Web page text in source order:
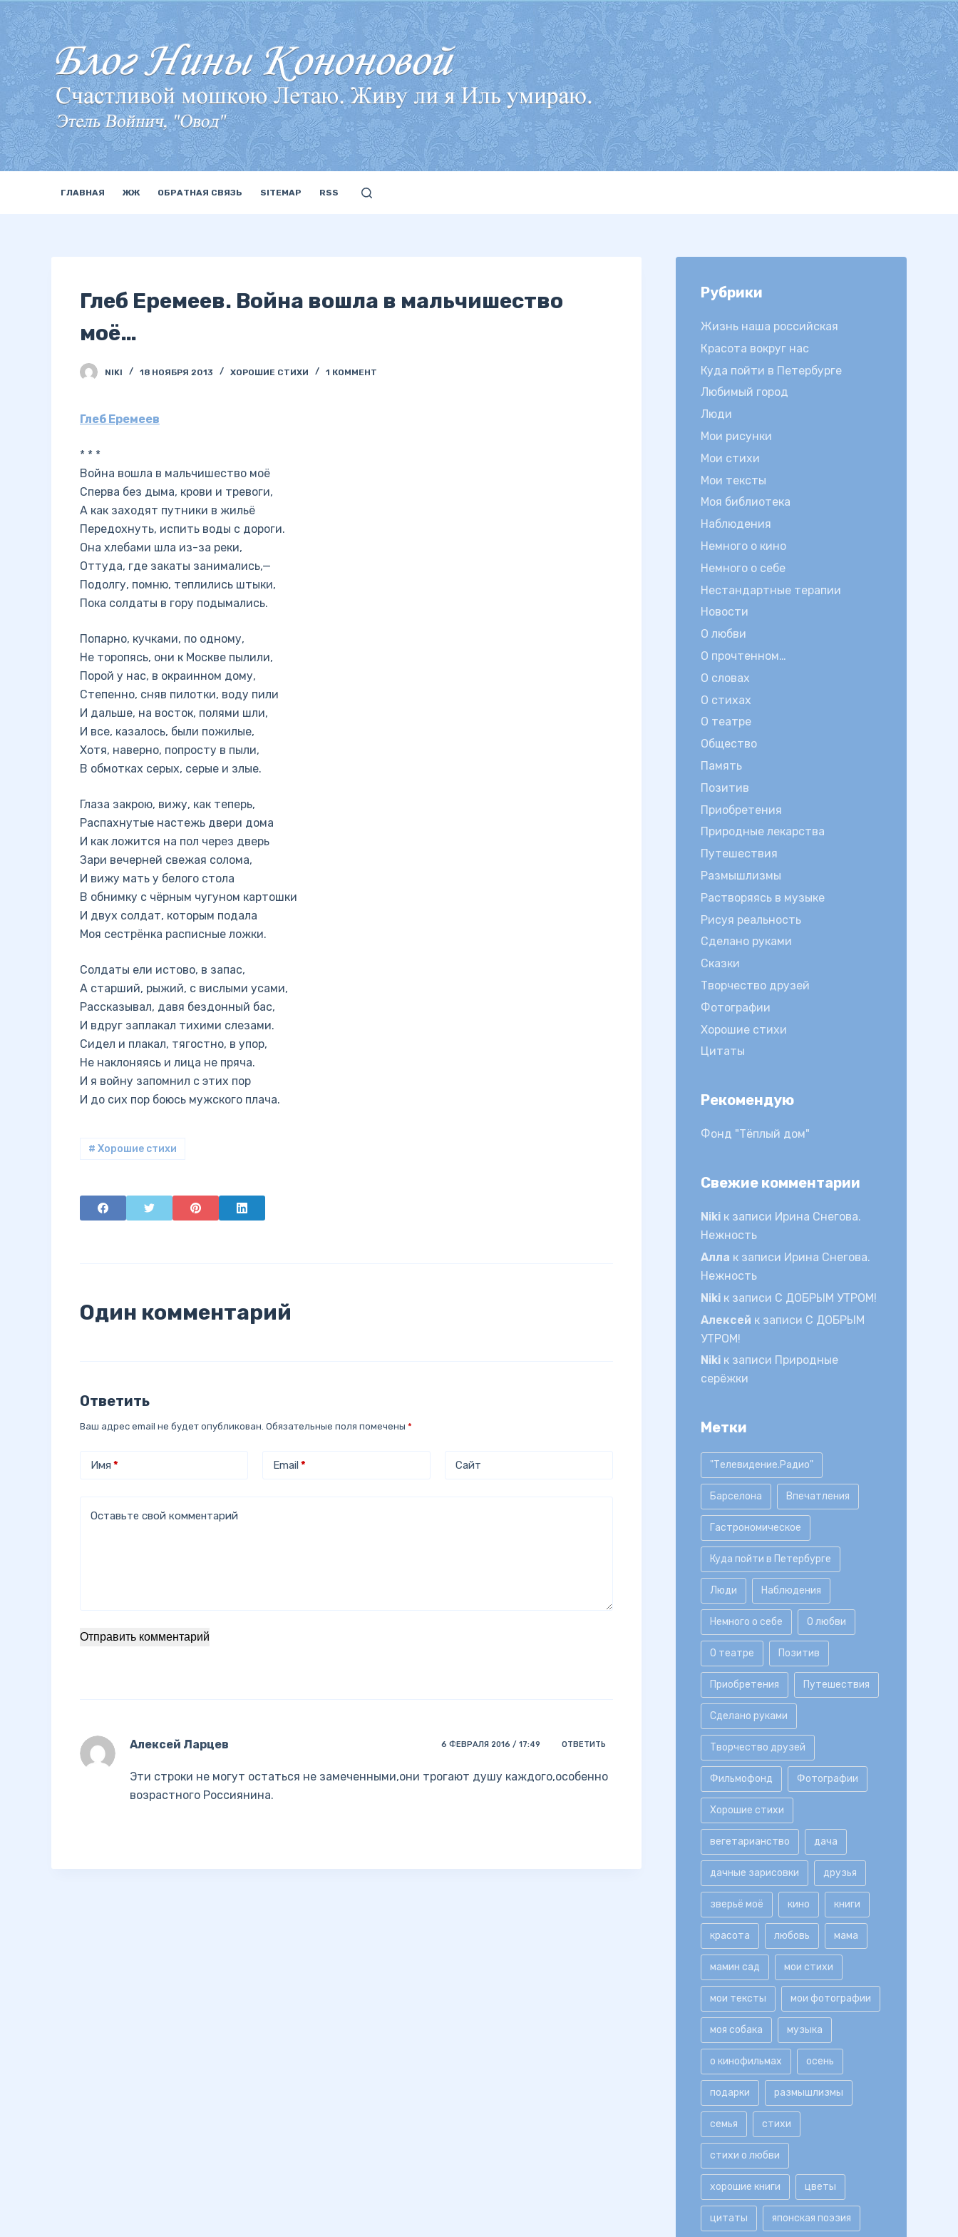
П
е
р
е
й
т
и
к
с
ГЛАВНАЯ ЖЖ ОБРАТНАЯ СВЯЗЬ SITEMAP RSS
Глеб Еремеев. Война вошла в мальчишество
моё…
NIKI 18 НОЯБРЯ 2013 ХОРОШИЕ СТИХИ 1 КОММЕНТ
Глеб Еремеев
* * *
Война вошла в мальчишество моё
Сперва без дыма, крови и тревоги,
А как заходят путники в жильё
Передохнуть, испить воды с дороги.
Она хлебами шла из-за реки,
Оттуда, где закаты занимались,—
Подолгу, помню, теплились штыки,
Пока солдаты в гору подымались.
Попарно, кучками, по одному,
Не торопясь, они к Москве пылили,
Порой у нас, в окраинном дому,
Степенно, сняв пилотки, воду пили
И дальше, на восток, полями шли,
И все, казалось, были пожилые,
Хотя, наверно, попросту в пыли,
В обмотках серых, серые и злые.
Глаза закрою, вижу, как теперь,
Распахнутые настежь двери дома
И как ложится на пол через дверь
Зари вечерней свежая солома,
И вижу мать у белого стола
В обнимку с чёрным чугуном картошки
И двух солдат, которым подала
Моя сестрёнка расписные ложки.
Солдаты ели истово, в запас,
А старший, рыжий, с вислыми усами,
Рассказывал, давя бездонный бас,
И вдруг заплакал тихими слезами.
Сидел и плакал, тягостно, в упор,
Не наклоняясь и лица не пряча.
И я войну запомнил с этих пор
И до сих пор боюсь мужского плача.
# Хорошие стихи
Один комментарий
Ответить
Ваш адрес email не будет опубликован. Обязательные поля помечены *
Имя * Email * Сайт
Оставьте свой комментарий
Отправить комментарий
Алексей Ларцев 6 ФЕВРАЛЯ 2016 / 17:49 ОТВЕТИТЬ
Эти строки не могут остаться не замеченными,они трогают душу каждого,особенно
возрастного Россиянина.
Рубрики
Жизнь наша российская
Красота вокруг нас
Куда пойти в Петербурге
Любимый город
Люди
Мои рисунки
Мои стихи
Мои тексты
Моя библиотека
Наблюдения
Немного о кино
Немного о себе
Нестандартные терапии
Новости
О любви
О прочтенном…
О словах
О стихах
О театре
Общество
Память
Позитив
Приобретения
Природные лекарства
Путешествия
Размышлизмы
Растворяясь в музыке
Рисуя реальность
Сделано руками
Сказки
Творчество друзей
Фотографии
Хорошие стихи
Цитаты
Рекомендую
Фонд "Тёплый дом"
Свежие комментарии
Niki к записи Ирина Снегова.
Нежность
Алла к записи Ирина Снегова.
Нежность
Niki к записи С ДОБРЫМ УТРОМ!
Алексей к записи С ДОБРЫМ
УТРОМ!
Niki к записи Природные
серёжки
Метки
"Телевидение.Радио"
Барселона Впечатления
Гастрономическое
Куда пойти в Петербурге
Люди Наблюдения
Немного о себе О любви
О театре Позитив
Приобретения Путешествия
Сделано руками
Творчество друзей
Фильмофонд Фотографии
Хорошие стихи
вегетарианство дача
дачные зарисовки друзья
зверьё моё кино книги
красота любовь мама
мамин сад мои стихи
мои тексты мои фотографии
моя собака музыка
о кинофильмах осень
подарки размышлизмы
семья стихи
стихи о любви
хорошие книги цветы
цитаты японская поэзия